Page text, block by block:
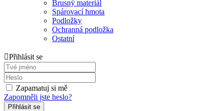
Brusný materiál
Spárovací hmota
Podložky
Ochranná podložka
Ostatní
Přihlásit se
Zapamatuj si mě
Zapomněli jste heslo?